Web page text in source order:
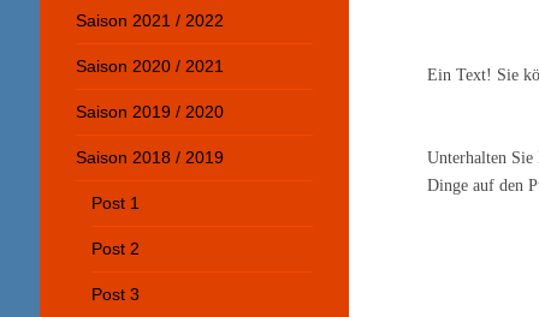
Ein Text! Sie
Unterhalten
Dinge auf den
Saison 2021 / 2022
Saison 2020 / 2021
Saison 2019 / 2020
Saison 2018 / 2019
Post 1
Post 2
Post 3